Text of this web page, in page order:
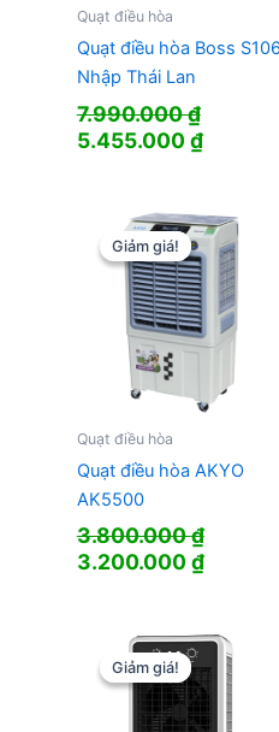
Quạt điều hòa
Quạt điều hòa Boss S106
Nhập Thái Lan
7.990.000₫
Giá
7.990.000 ₫.
5.455.000₫Giá
là:
Giảm giá!
Giảm giá!
Quạt điều hòa
Quạt điều hòa AKYO
AK5500
3.800.000₫
Giá
3.800.000 ₫.
3.200.000₫Giá
là:
Giảm giá!
Giảm giá!